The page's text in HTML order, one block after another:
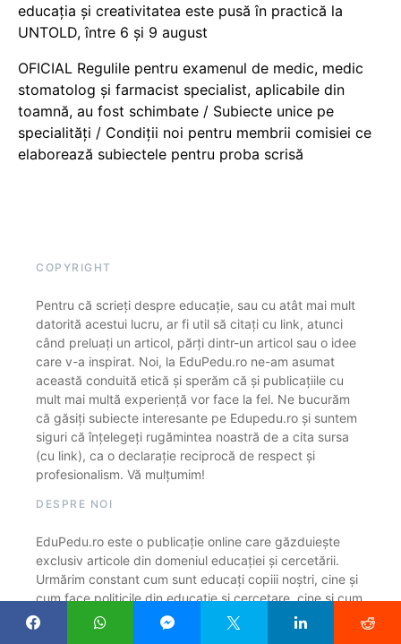
educația și creativitatea este pusă în practică la
UNTOLD, între 6 și 9 august
OFICIAL Regulile pentru examenul de medic, medic
stomatolog și farmacist specialist, aplicabile din
toamnă, au fost schimbate / Subiecte unice pe
specialități / Condiții noi pentru membrii comisiei ce
elaborează subiectele pentru proba scrisă
COPYRIGHT
Pentru că scrieți despre educație, sau cu atât mai mult
datorită acestui lucru, ar fi util să citați cu link, atunci
când preluați un articol, părți dintr-un articol sau o idee
care v-a inspirat. Noi, la EduPedu.ro ne-am asumat
această conduită etică și sperăm că și publicațiile cu
mult mai multă experiență vor face la fel. Ne bucurăm
că găsiți subiecte interesante pe Edupedu.ro și suntem
siguri că înțelegeți rugămintea noastră de a cita sursa
(cu link), ca o declarație reciprocă de respect și
profesionalism. Vă mulțumim!
DESPRE NOI
EduPedu.ro este o publicație online care găzduiește
exclusiv articole din domeniul educației și cercetării.
Urmărim constant cum sunt educați copiii noștri, cine și
cum face politicile din educație și cercetare, cine și cum
îi formează pe profesori, cât de adecvate la lumea în